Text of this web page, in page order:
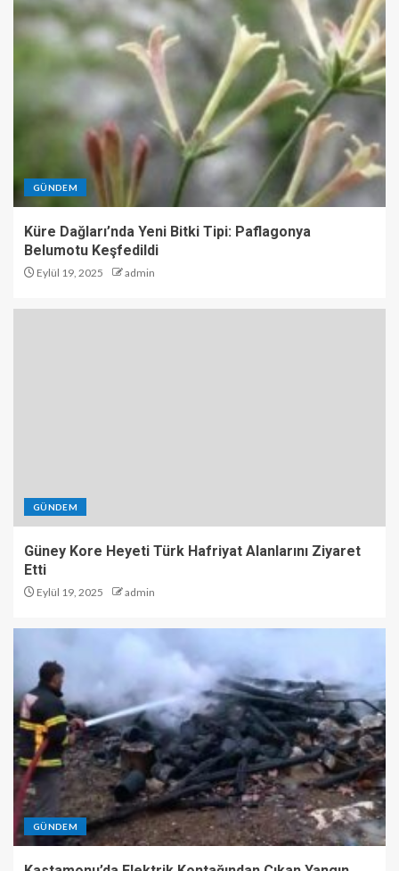
GÜNDEM
Küre Dağları’nda Yeni Bitki Tipi: Paflagonya
Belumotu Keşfedildi
Eylül 19, 2025 admin
GÜNDEM
Güney Kore Heyeti Türk Hafriyat Alanlarını Ziyaret
Etti
Eylül 19, 2025 admin
GÜNDEM